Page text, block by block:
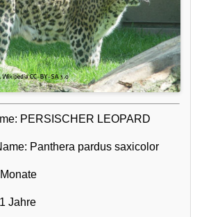
PERSISCHER LEOPARD
Panthera pardus saxicolor
Jahre